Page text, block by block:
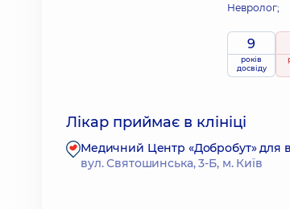
Невролог;
9
років
досвіду
Лікар приймає в клініці
Медичний Центр «Добробут» для
вул. Святошинська, 3-Б, м. Київ